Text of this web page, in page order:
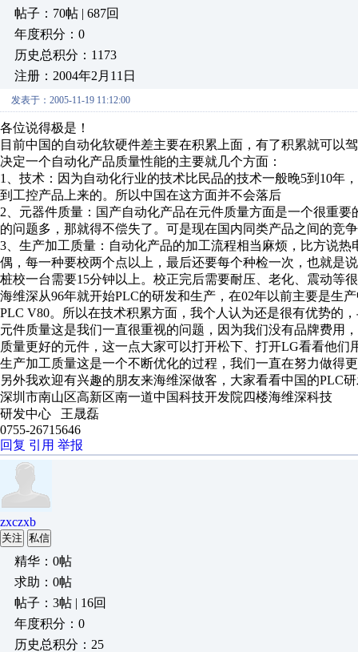
帖子：70帖 | 687回
年度积分：0
历史总积分：1173
注册：2004年2月11日
发表于：2005-11-19 11:12:00
各位说得极是！
目前中国的自动化软硬件差主要在积累上面，有了积累就可以
决定一个自动化产品质量性能的主要就几个方面：
1、技术：因为自动化行业的技术比民品的技术一般晚5到10年
到工控产品上来的。所以中国在这方面并不会落后
2、元器件质量：国产自动化产品在元件质量方面是一个很重
的问题多，那就得不偿失了。可是现在国内同类产品之间的竞
3、生产加工质量：自动化产品的加工流程相当麻烦，比方说
偶，每一种要校两个点以上，最后还要每个种检一次，也就是
桩校一台需要15分钟以上。校正完后需要耐压、老化、震动等
海维深从96年就开始PLC的研发和生产，在02年以前主要是生
PLC V80。所以在技术积累方面，我个人认为还是很有优势的
元件质量这是我们一直很重视的问题，因为我们没有品牌费用
质量更好的元件，这一点大家可以打开松下、打开LG看看他
生产加工质量这是一个不断优化的过程，我们一直在努力做得
另外我欢迎有兴趣的朋友来海维深做客，大家看看中国的PLC
深圳市南山区高新区南一道中国科技开发院四楼海维深科技
研发中心 王晟磊
0755-26715646
回复 引用 举报
zxczxb
关注 私信
精华：0帖
求助：0帖
帖子：3帖 | 16回
年度积分：0
历史总积分：25